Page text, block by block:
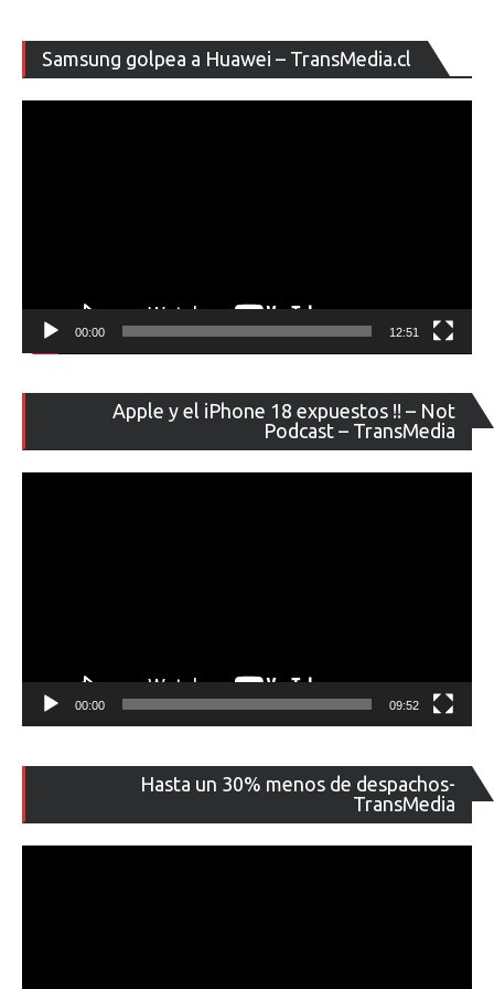
Samsung golpea a Huawei – TransMedia.cl
de
00:00 12:51
Apple y el iPhone 18 expuestos !! – Not
Podcast – TransMedia
de
00:00 09:52
Hasta un 30% menos de despachos-
TransMedia
de